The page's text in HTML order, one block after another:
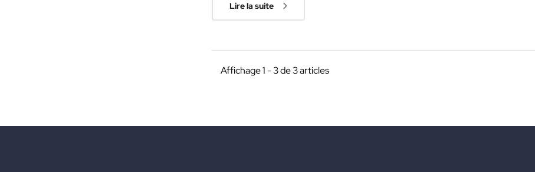
Lire la suite
Affichage 1 - 3 de 3 articles